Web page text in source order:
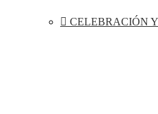
CELEBRACIÓN